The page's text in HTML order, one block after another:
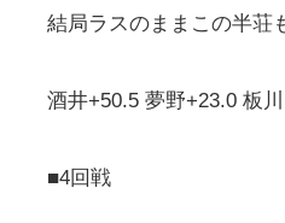
結局ラスのままこの半荘
酒井+50.5 夢野+23.0 板
■4回戦